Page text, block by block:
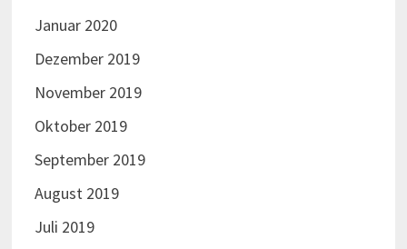
Januar 2020
Dezember 2019
November 2019
Oktober 2019
September 2019
August 2019
Juli 2019